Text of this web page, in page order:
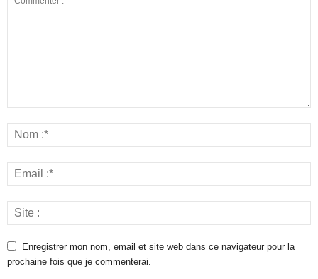
Enregistrer mon nom, email et site web dans ce navigateur pour la
prochaine fois que je commenterai.